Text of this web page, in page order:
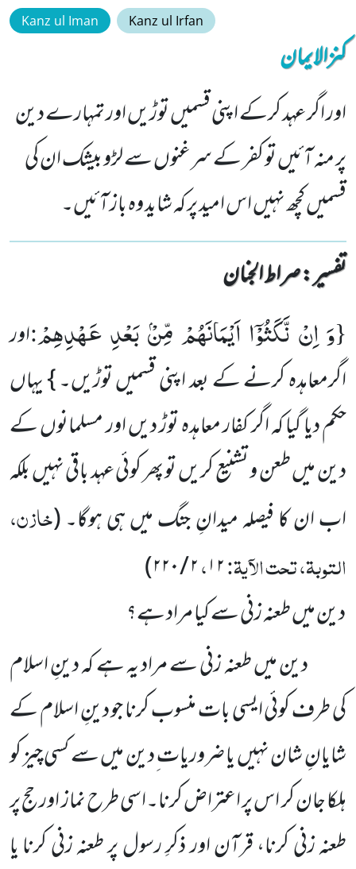
Kanz ul Iman Kanz ul Irfan
کنزالایمان
اور اگر عہد کرکے اپنی قسمیں توڑیں اور تمہارے دین
پر منہ آئیں تو کفر کے سرغنوں سے لڑو بیشک ان کی
قسمیں کچھ نہیں اس امید پر کہ شاید وہ باز آئیں۔
تفسیر : ‎صراط الجنان
{وَ اِنْ نَّكَثُوْۤا اَیْمَانَهُمْ مِّنْۢ بَعْدِ عَهْدِهِمْ:اور
اگرمعاہدہ کرنے کے بعد اپنی قسمیں توڑیں۔ } یہاں
حکم دیا گیا کہ اگر کفار معاہدہ توڑ دیں اور مسلمانوں کے
دین میں طعن و تشنیع کریں تو پھر کوئی عہد باقی نہیں بلکہ
اب ان کا فیصلہ میدانِ جنگ میں ہی ہوگا۔(خازن،
التوبۃ، تحت الآیۃ:۱۲،۲ / ۲۲۰
)
دین میں طعنہ زنی سے کیا مراد ہے؟
دین میں طعنہ زنی سے مراد یہ ہے کہ دینِ اسلام
کی طرف کوئی ایسی بات منسوب کرنا جو دینِ اسلام کے
شایانِ شان نہیں یا ضروریات ِدین میں سے کسی چیز کو
ہلکا جان کر اس پر اعتراض کرنا۔اسی طرح نماز اور حج پر
طعنہ زنی کرنا، قرآن اور ذکرِ رسول پر طعنہ زنی کرنا یا